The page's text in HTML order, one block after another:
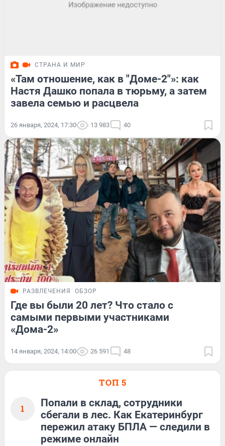
СТРАНА И МИР
«Там отношение, как в "Доме-2"»: как
Настя Дашко попала в тюрьму, а затем
завела семью и расцвела
26 января, 2024, 17:30 13 983 40
РАЗВЛЕЧЕНИЯ ОБЗОР
Где вы были 20 лет? Что стало с
самыми первыми участниками
«Дома-2»
14 января, 2024, 14:00 26 591 48
ТОП 5
1
Попали в склад, сотрудники
сбегали в лес. Как Екатеринбург
пережил атаку БПЛА — следили в
режиме онлайн